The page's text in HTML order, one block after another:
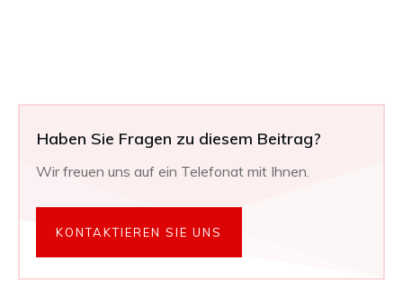
Haben Sie Fragen zu diesem Beitrag?
Wir freuen uns auf ein Telefonat mit Ihnen.
KONTAKTIEREN SIE UNS